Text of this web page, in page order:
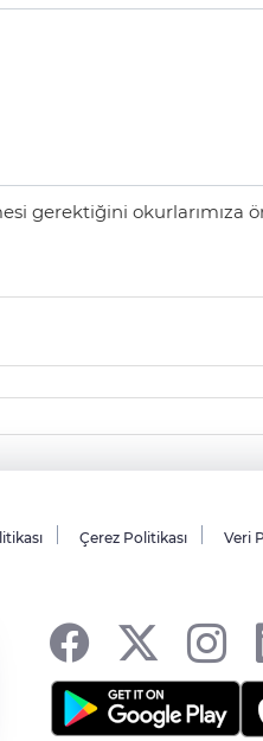
gerektiğini okurlarımıza
Çerez Politikası Veri